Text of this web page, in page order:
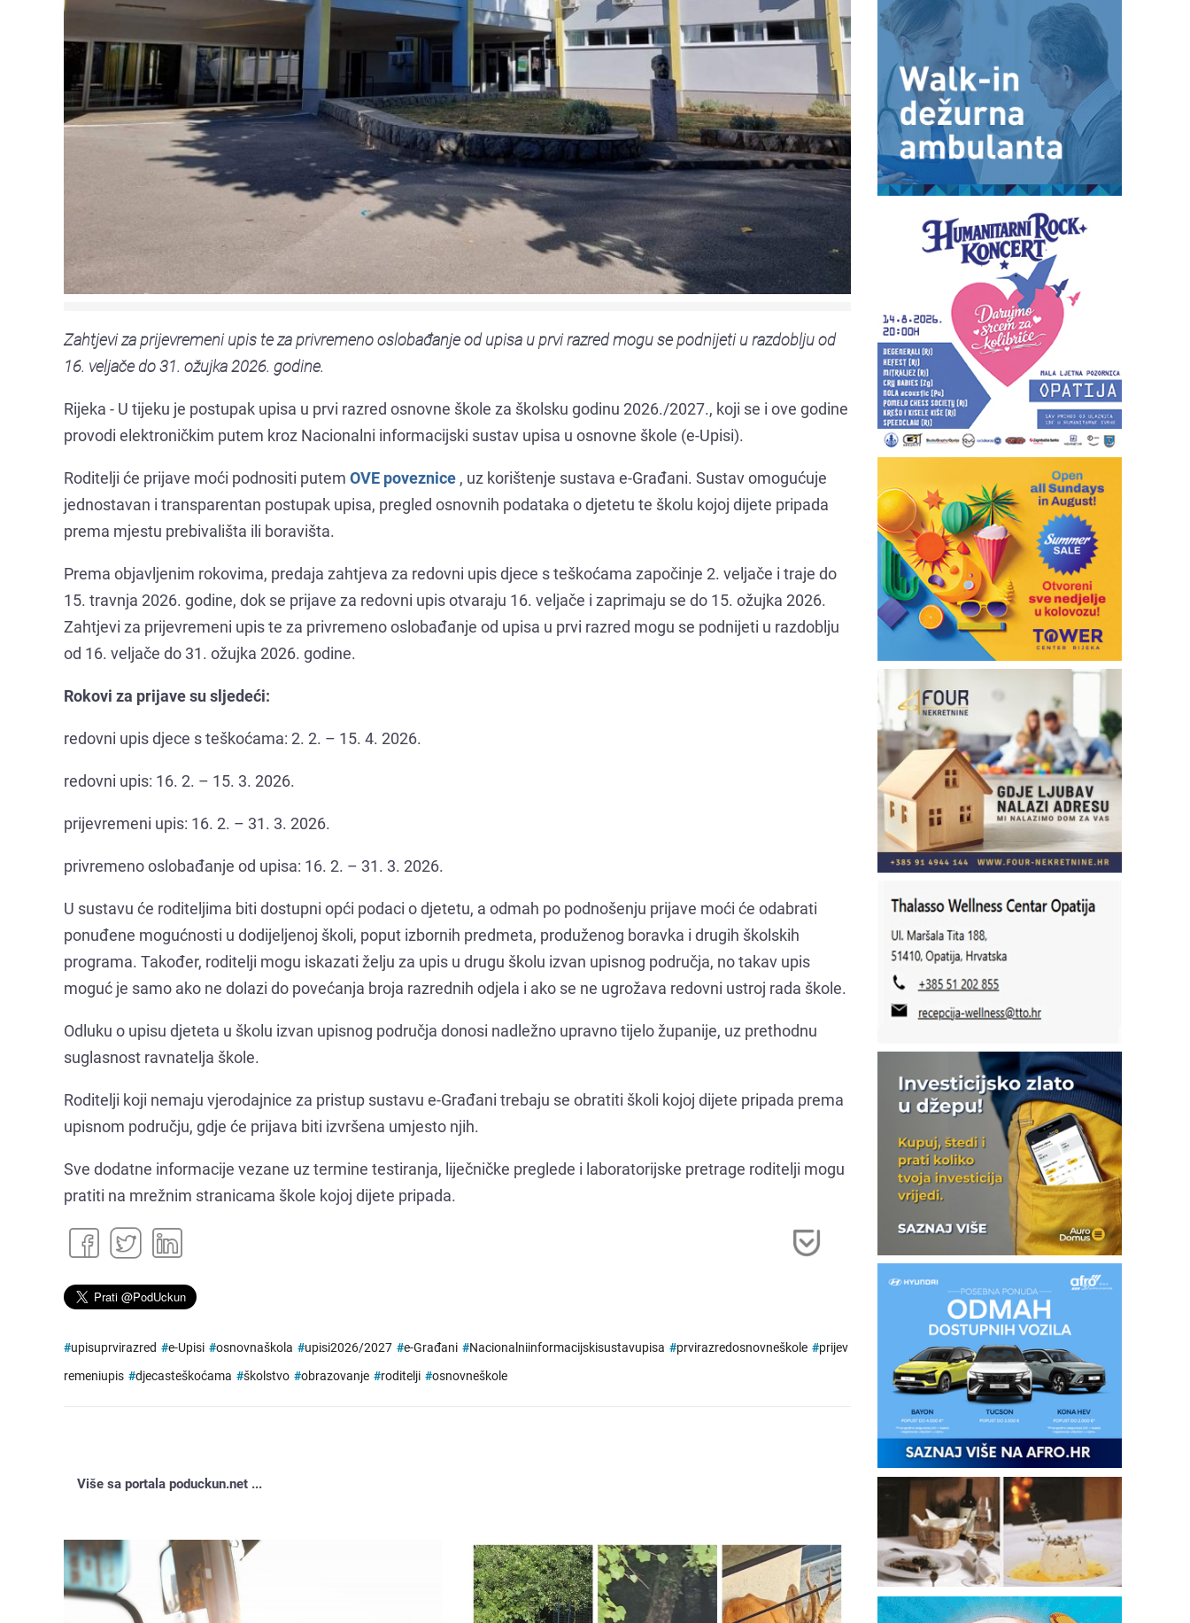
Zahtjevi za prijevremeni upis te za privremeno oslobađanje od upisa u prvi razred mogu se podnijeti u razdoblju od
16. veljače do 31. ožujka 2026. godine.
Rijeka - U tijeku je postupak upisa u prvi razred osnovne škole za školsku godinu 2026./2027., koji se i ove godine
provodi elektroničkim putem kroz Nacionalni informacijski sustav upisa u osnovne škole (e-Upisi).
Roditelji će prijave moći podnositi putem OVE poveznice , uz korištenje sustava e-Građani. Sustav omogućuje
jednostavan i transparentan postupak upisa, pregled osnovnih podataka o djetetu te školu kojoj dijete pripada
prema mjestu prebivališta ili boravišta.
Prema objavljenim rokovima, predaja zahtjeva za redovni upis djece s teškoćama započinje 2. veljače i traje do
15. travnja 2026. godine, dok se prijave za redovni upis otvaraju 16. veljače i zaprimaju se do 15. ožujka 2026.
Zahtjevi za prijevremeni upis te za privremeno oslobađanje od upisa u prvi razred mogu se podnijeti u razdoblju
od 16. veljače do 31. ožujka 2026. godine.
Rokovi za prijave su sljedeći:
redovni upis djece s teškoćama: 2. 2. – 15. 4. 2026.
redovni upis: 16. 2. – 15. 3. 2026.
prijevremeni upis: 16. 2. – 31. 3. 2026.
privremeno oslobađanje od upisa: 16. 2. – 31. 3. 2026.
U sustavu će roditeljima biti dostupni opći podaci o djetetu, a odmah po podnošenju prijave moći će odabrati
ponuđene mogućnosti u dodijeljenoj školi, poput izbornih predmeta, produženog boravka i drugih školskih
programa. Također, roditelji mogu iskazati želju za upis u drugu školu izvan upisnog područja, no takav upis
moguć je samo ako ne dolazi do povećanja broja razrednih odjela i ako se ne ugrožava redovni ustroj rada škole.
Odluku o upisu djeteta u školu izvan upisnog područja donosi nadležno upravno tijelo županije, uz prethodnu
suglasnost ravnatelja škole.
Roditelji koji nemaju vjerodajnice za pristup sustavu e-Građani trebaju se obratiti školi kojoj dijete pripada prema
upisnom području, gdje će prijava biti izvršena umjesto njih.
Sve dodatne informacije vezane uz termine testiranja, liječničke preglede i laboratorijske pretrage roditelji mogu
pratiti na mrežnim stranicama škole kojoj dijete pripada.
#upisuprvirazred #e-Upisi #osnovnaškola #upisi2026/2027 #e-Građani #Nacionalniinformacijskisustavupisa #prvirazredosnovneškole #prijev
remeniupis #djecasteškoćama #školstvo #obrazovanje #roditelji #osnovneškole
Više sa portala poduckun.net ...